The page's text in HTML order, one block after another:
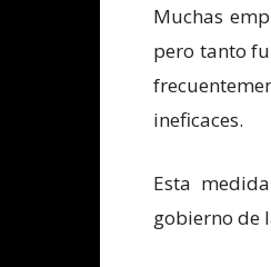
Muchas
pero tanto
ineficaces.
Esta
gobierno de